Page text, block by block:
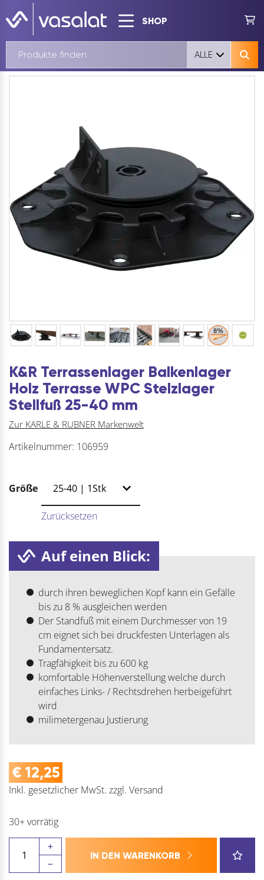
SHOP
ALLE
K&R Terrassenlager Balkenlager
Holz Terrasse WPC Stelzlager
Stellfuß 25-40 mm
Zur KARLE & RUBNER Markenwelt
Artikelnummer: 106959
Größe
Zurücksetzen
Auf einen Blick:
durch ihren beweglichen Kopf kann ein Gefälle
bis zu 8 % ausgleichen werden
Der Standfuß mit einem Durchmesser von 19
cm eignet sich bei druckfesten Unterlagen als
Fundamentersatz.
Tragfähigkeit bis zu 600 kg
komfortable Höhenverstellung welche durch
einfaches Links- / Rechtsdrehen herbeigeführt
wird
milimetergenau Justierung
€ 12,25
Inkl. gesetzlicher MwSt. zzgl. Versand
30+ vorrätig
RUBNER
IN DEN WARENKORB